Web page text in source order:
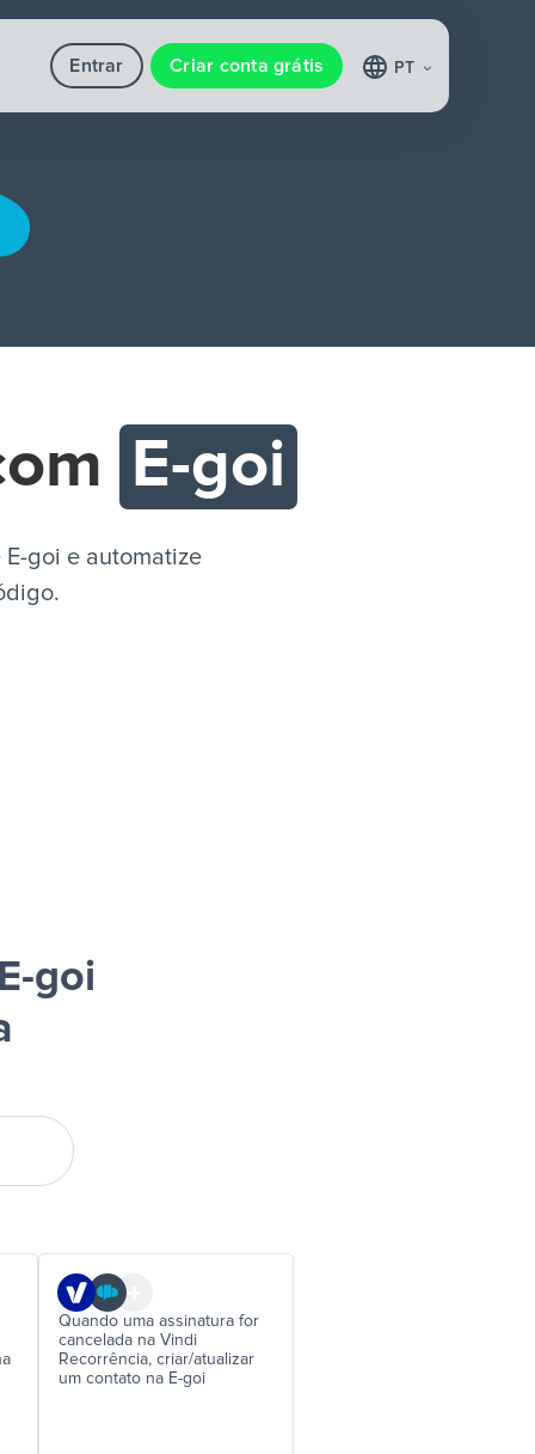
Entrar Criar conta grátis PT
E-goi
goi e automatize
goi
Quando uma assinatura for
cancelada na Vindi
Recorrência, criar/atualizar
um contato na E-goi